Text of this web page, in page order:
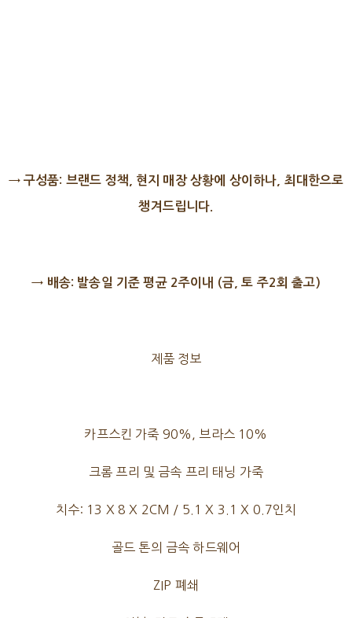
→​ 구성품: 브랜드 정책, 현지 매장 상황에 상이하나, 최대한으로
챙겨드립니다.
→​ 배송: 발송일 기준 평균 2주이내 (금, 토 주2회 출고)
제품 정보
카프스킨 가죽 90%, 브라스 10%
크롬 프리 및 금속 프리 태닝 가죽
치수: 13 X 8 X 2CM / 5.1 X 3.1 X 0.7인치
골드 톤의 금속 하드웨어
ZIP 폐쇄